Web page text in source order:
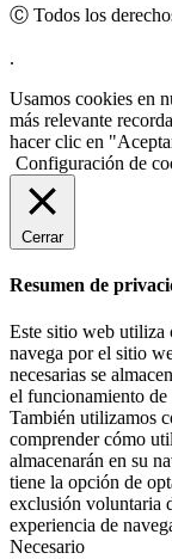
Ⓒ Todos los
.
Usamos cookies en
más relevante
hacer clic en
Configuración de
Cerrar
Resumen de
Este sitio web utiliza
navega por el sitio
necesarias se
el funcionamiento
También utilizamos
comprender cómo
almacenarán en su
tiene la opción de
exclusión voluntaria
experiencia de
Necesario